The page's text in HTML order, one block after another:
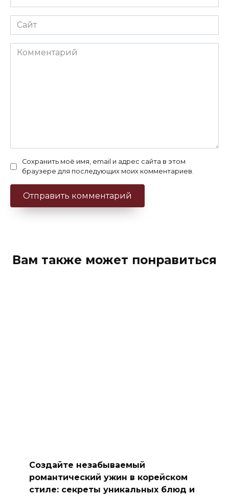
*
Сайт
Комментарий
Сохранить моё имя, email и адрес сайта в этом
браузере для последующих моих комментариев.
Вам также может понравиться
Создайте незабываемый
романтический ужин в корейском
стиле: секреты уникальных блюд и